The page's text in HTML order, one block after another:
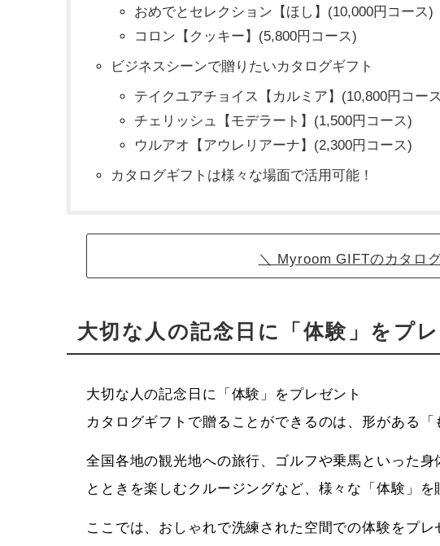
おめでとセレクション【ほし】(10,000円コース)
コロン【クッキー】(5,800円コース)
ビジネスシーンで贈りたいカタログギフト
テイクユアチョイス【カルミア】(10,800円コー
チェリッシュ【モデラート】(1,500円コース)
ウルアオ【アウレリアーナ】(2,300円コース)
カタログギフトは様々な場面で活用可能！
＼ Myroom GIFTのカタロ
大切な人の記念日に「体験」をプ
大切な人の記念日に「体験」をプレゼント
カタログギフトで贈ることができるのは、形がある「
全国各地の観光地への旅行、ゴルフや乗馬といった
とときを楽しむクルージングなど、様々な「体験」を
ここでは、おしゃれで洗練された空間での体験をプ